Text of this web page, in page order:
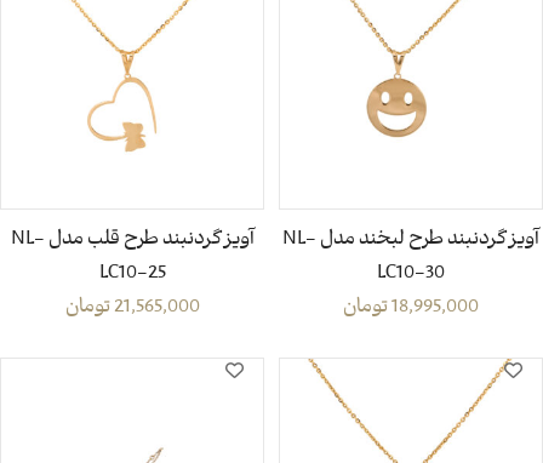
آویز گردنبند طرح لبخند مدل NL-
LC10-30
18,995,000تومان
آویز گردنبند طرح قلب مدل NL-
LC10-25
21,565,000تومان